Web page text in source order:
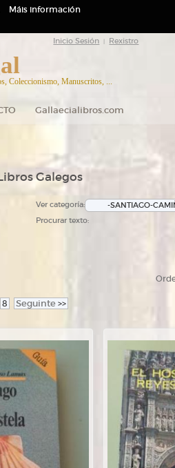
Inicio Sesión Rexistro
Coleccionismo, Manuscritos, ...
Gallaecialibros.com
Galegos
Ver categoría:
Procurar texto:
8 Seguinte >>
Máis información